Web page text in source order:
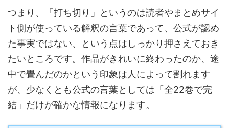
つまり、「打ち切り」というのは読者やまとめサイ
ト側が使っている解釈の言葉であって、公式が認め
た事実ではない、という点はしっかり押さえておき
たいところです。作品がきれいに終わったのか、途
中で畳んだのかという印象は人によって割れます
が、少なくとも公式の言葉としては「全22巻で完
結」だけが確かな情報になります。